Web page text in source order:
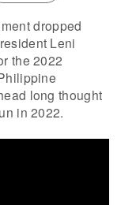
dropped
Leni
the 2022
long thought
in 2022.